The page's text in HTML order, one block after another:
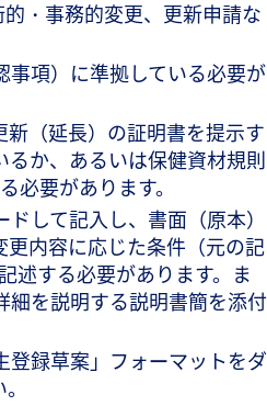
・事務的変更、更新申請な
項）に準拠している必要が
（延長）の証明書を提示す
るか、あるいは保健資材規則
必要があります。
して記入し、書面（原本）
内容に応じた条件（元の記
述する必要があります。ま
細を説明する説明書簡を添付
録草案」フォーマットをダ